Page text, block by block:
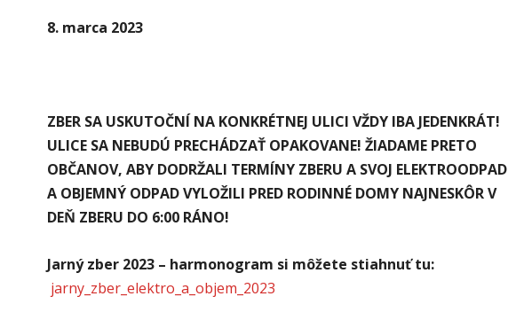
8. marca 2023
ZBER SA USKUTOČNÍ NA KONKRÉTNEJ ULICI VŽDY IBA JEDENKRÁT!
ULICE SA NEBUDÚ PRECHÁDZAŤ OPAKOVANE! ŽIADAME PRETO
OBČANOV, ABY DODRŽALI TERMÍNY ZBERU A SVOJ ELEKTROODPAD
A OBJEMNÝ ODPAD VYLOŽILI PRED RODINNÉ DOMY NAJNESKÔR V
DEŇ ZBERU DO 6:00 RÁNO!
Jarný zber 2023 – harmonogram si môžete stiahnuť tu:
jarny_zber_elektro_a_objem_2023